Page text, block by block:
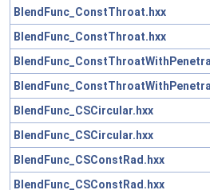
BlendFunc_ConstThroat.hxx
BlendFunc_ConstThroat.hxx
BlendFunc_CSCircular.hxx
BlendFunc_CSCircular.hxx
BlendFunc_CSConstRad.hxx
BlendFunc_CSConstRad.hxx